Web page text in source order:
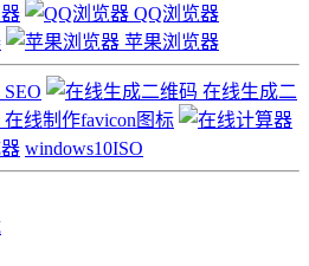
QQ浏览器
苹果浏览器
SEO
在线生成二
在线制作favicon图标
windows10ISO